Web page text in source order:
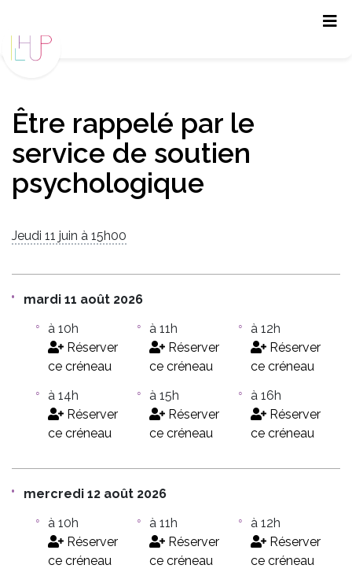
Être rappelé par le
service de soutien
psychologique
Jeudi 11 juin à 15h00
mardi 11 août 2026
à 10h
Réserver
ce créneau
à 11h
Réserver
ce créneau
à 12h
Réserver
ce créneau
à 14h
Réserver
ce créneau
à 15h
Réserver
ce créneau
à 16h
Réserver
ce créneau
mercredi 12 août 2026
à 10h
Réserver
ce créneau
à 11h
Réserver
ce créneau
à 12h
Réserver
ce créneau